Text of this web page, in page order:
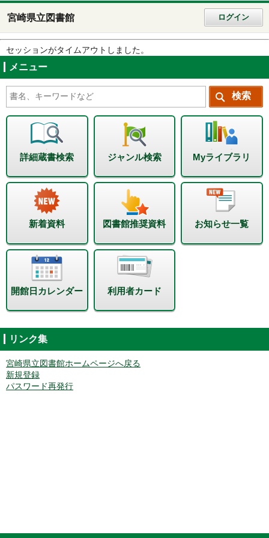
宮崎県立図書館 ログイン
セッションがタイムアウトしました。
メニュー
詳細蔵書検索 ジャンル検索 Myライブラリ
新着資料 図書館推奨資料 お知らせ一覧
開館日カレンダー 利用者カード
リンク集
宮崎県立図書館ホームページへ戻る
新規登録
パスワード再発行